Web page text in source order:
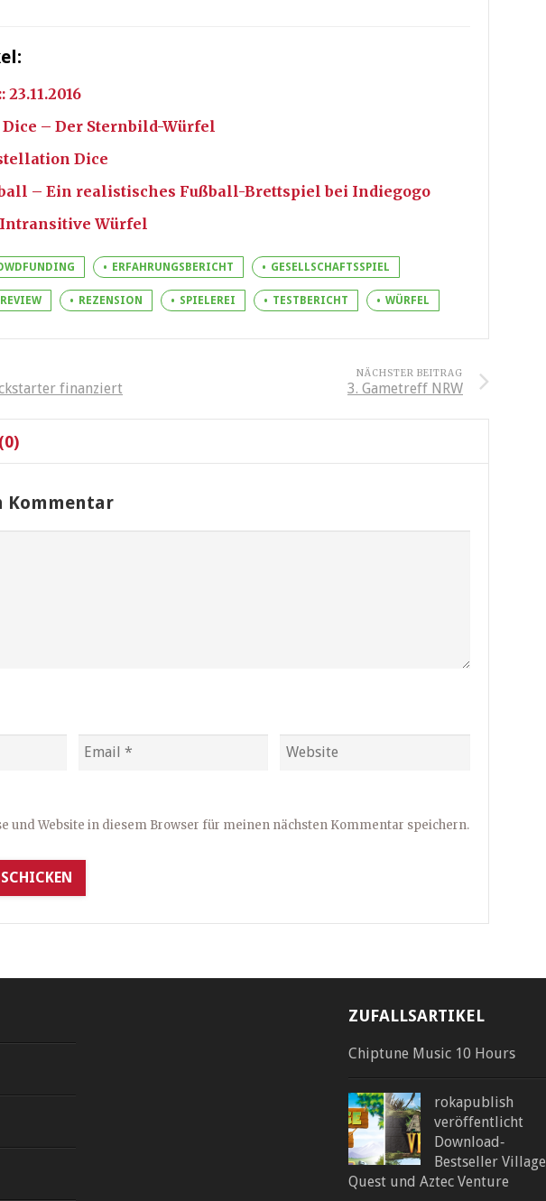
– Der Sternbild-Würfel
Dice
– Ein realistisches Fußball-Brettspiel bei Indiegogo
Würfel
ERFAHRUNGSBERICHT GESELLSCHAFTSSPIEL
REVIEW REZENSION SPIELEREI TESTBERICHT WÜRFEL
finanziert
NÄCHSTER BEITRAG
3. Gametreff NRW
(0)
Kommentar
und Website in diesem Browser für meinen nächsten Kommentar speichern.
ZUFALLSARTIKEL
Chiptune Music 10 Hours
rokapublish
veröffentlicht
Download‐
Bestseller Village
Quest und Aztec Venture